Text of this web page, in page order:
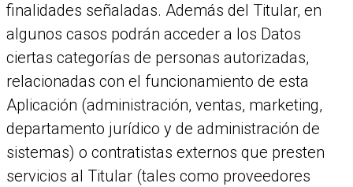
finalidades señaladas. Además del Titular, en
algunos casos podrán acceder a los Datos
ciertas categorías de personas autorizadas,
relacionadas con el funcionamiento de esta
Aplicación (administración, ventas, marketing,
departamento jurídico y de administración de
sistemas) o contratistas externos que presten
servicios al Titular (tales como proveedores